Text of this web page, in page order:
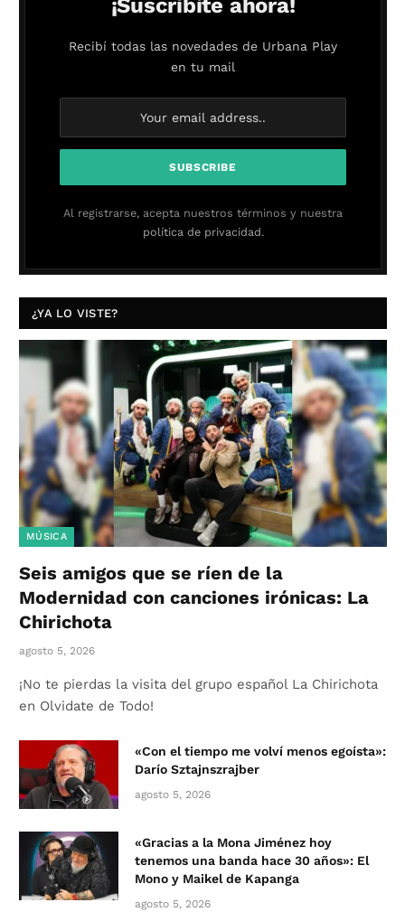
¡Suscribite ahora!
Recibí todas las novedades de Urbana Play
en tu mail
Al registrarse, acepta nuestros términos y nuestra
política de privacidad.
¿YA LO VISTE?
MÚSICA
Seis amigos que se ríen de la
Modernidad con canciones irónicas: La
Chirichota
agosto 5, 2026
¡No te pierdas la visita del grupo español La Chirichota
en Olvidate de Todo!
«Con el tiempo me volví menos egoísta»:
Darío Sztajnszrajber
agosto 5, 2026
«Gracias a la Mona Jiménez hoy
tenemos una banda hace 30 años»: El
Mono y Maikel de Kapanga
agosto 5, 2026